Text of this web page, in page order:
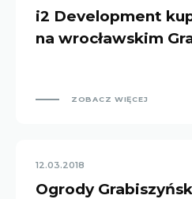
i2 Development
na wrocławskim
ZOBACZ WIĘCEJ
12.03.2018
Ogrody